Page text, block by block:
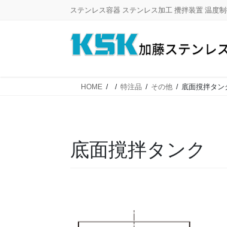
ステンレス容器 ステンレス加工 攪拌装置 温度
HOME 特注品 その他 底面撹拌タン
底面撹拌タンク